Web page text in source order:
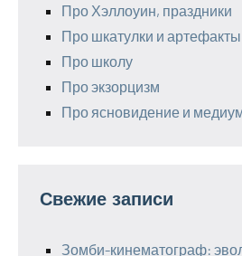
Про Хэллоуин, праздники
Про шкатулки и артефакты
Про школу
Про экзорцизм
Про ясновидение и
Свежие записи
Зомби-кинематограф: